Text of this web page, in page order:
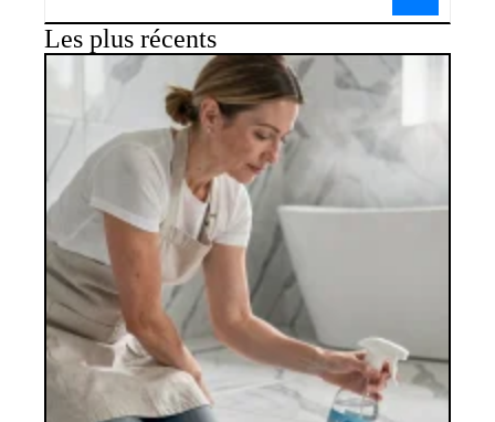
Les plus récents